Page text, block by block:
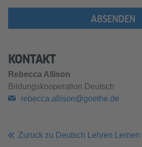
ABSENDEN
KONTAKT
Rebecca Allison
Bildungskooperation Deutsch
rebecca.allison@goethe.de
Zurück zu Deutsch Lehren Lernen